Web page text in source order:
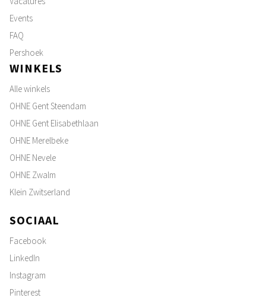
Events
FAQ
Pershoek
WINKELS
Alle winkels
OHNE Gent Steendam
OHNE Gent Elisabethlaan
OHNE Merelbeke
OHNE Nevele
OHNE Zwalm
Klein Zwitserland
SOCIAAL
Facebook
LinkedIn
Instagram
Pinterest